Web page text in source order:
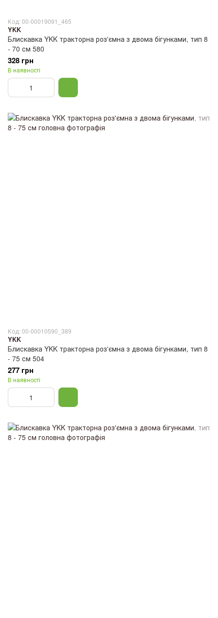
Код: 00-00019091_465
YKK
Блискавка YKK тракторна роз'ємна з двома бігунками, тип 8
- 70 см 580
328 грн
В наявності
Код: 00-00010590_389
YKK
Блискавка YKK тракторна роз'ємна з двома бігунками, тип 8
- 75 см 504
277 грн
В наявності